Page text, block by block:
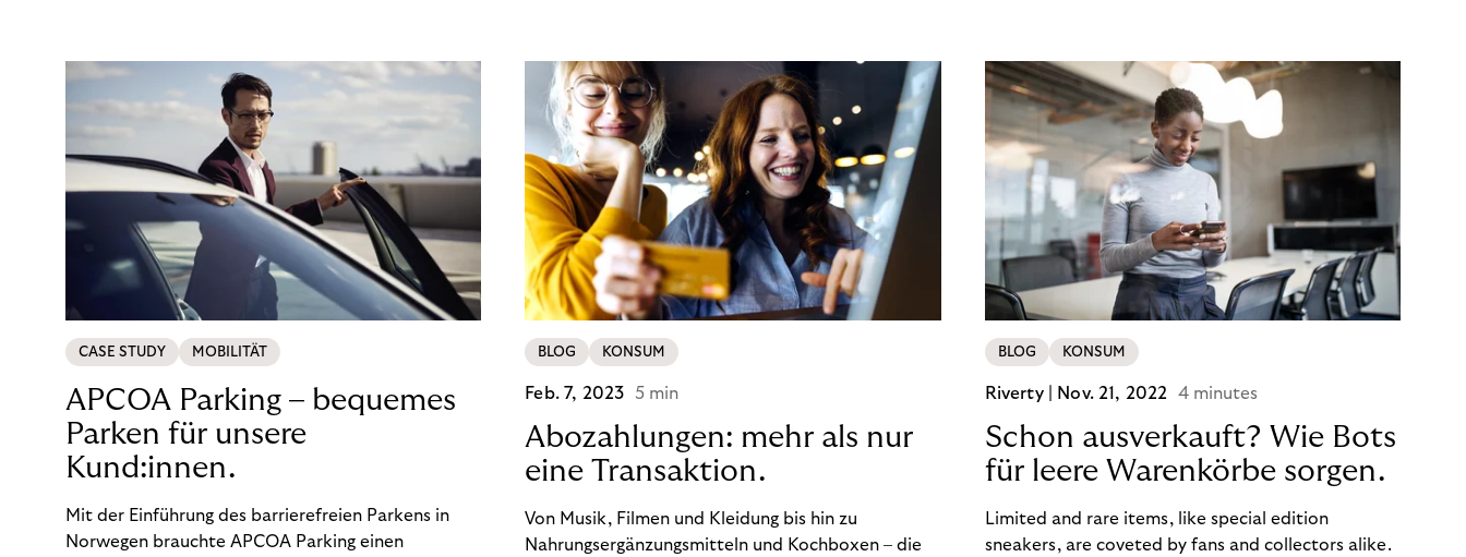
Unternehmen.
CASE STUDY MOBILITÄT
APCOA Parking – bequemes
Parken für unsere
Kund:innen.
Mit der Einführung des barrierefreien Parkens in
Norwegen brauchte APCOA Parking einen
BLOG KONSUM
Feb. 7, 2023 5 min
Abozahlungen: mehr als nur
eine Transaktion.
Von Musik, Filmen und Kleidung bis hin zu
Nahrungsergänzungsmitteln und Kochboxen – die
BLOG KONSUM
Riverty | Nov. 21, 2022 4 minutes
Schon ausverkauft? Wie Bots
für leere Warenkörbe sorgen.
Limited and rare items, like special edition
sneakers, are coveted by fans and collectors alike.